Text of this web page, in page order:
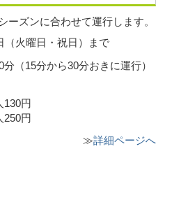
ズンに合わせて運行します。
（火曜日・祝日）まで
分（15分から30分おきに運行）
130円
250円
≫詳細ページへ